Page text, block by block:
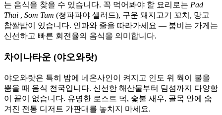
는 음식을 찾을 수 있습니다. 꼭 먹어봐야 할 요리로는 Pad
Thai , Som Tum (청파파야 샐러드), 구운 돼지고기 꼬치, 망고
찹쌀밥이 있습니다. 인파와 줄을 따라가세요 — 붐비는 가게는
신선하고 빠른 회전율의 음식을 의미합니다.
차이나타운 (야오와랏)
야오와랏은 특히 밤에 네온사인이 켜지고 인도 위 웍이 불을
뿜을 때 음식 천국입니다. 신선한 해산물부터 딤섬까지 다양함
이 끝이 없습니다. 유명한 로스트 덕, 숯불 새우, 골목 안에 숨
겨진 전통 디저트 가판대를 놓치지 마세요.